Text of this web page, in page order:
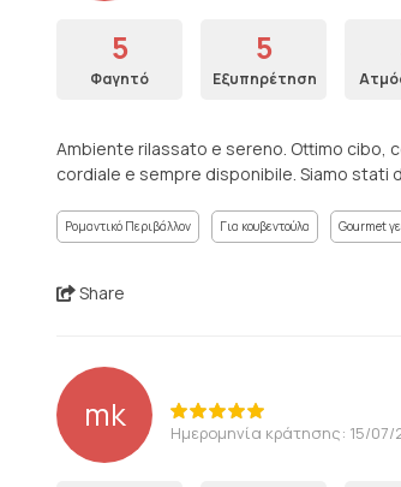
5
Φαγητό
5
Εξυπηρέτηση
Ambiente rilassato e sereno. Ottimo cibo,
cordiale e sempre disponibile. Siamo stati
Ρομαντικό Περιβάλλον Για κουβεντούλα Gourmet
Share
mk Ημερομηνία κράτησης: 15/07/